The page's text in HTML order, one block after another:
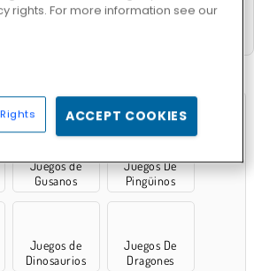
Juegos de
Gusanos
Juegos De
Pingüinos
Juegos de
Dinosaurios
Juegos De
Dragones
rights. For more information see our
ACCEPT COOKIES